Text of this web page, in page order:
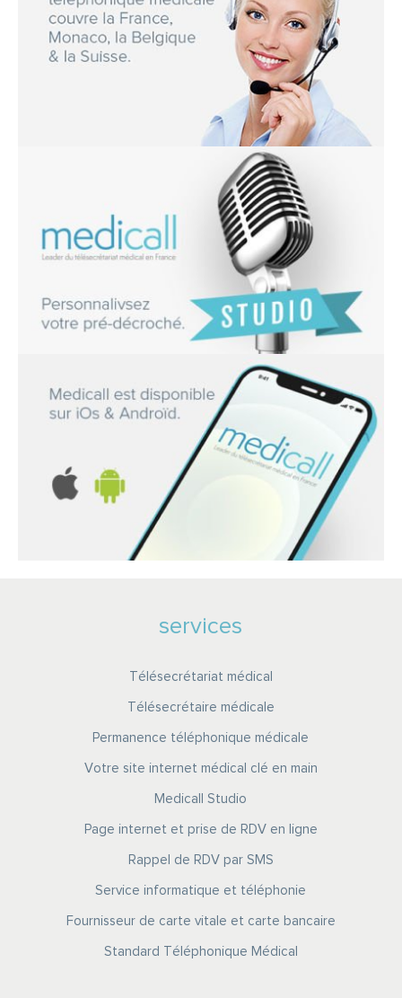
services
Télésecrétariat médical
Télésecrétaire médicale
Permanence téléphonique médicale
Votre site internet médical clé en main
Medicall Studio
Page internet et prise de RDV en ligne
Rappel de RDV par SMS
Service informatique et téléphonie
Fournisseur de carte vitale et carte bancaire
Standard Téléphonique Médical